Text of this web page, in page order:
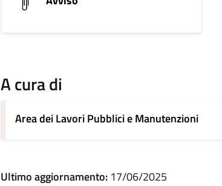
A cura di
Area dei Lavori Pubblici e Manutenzioni
Ultimo aggiornamento: 17/06/2025